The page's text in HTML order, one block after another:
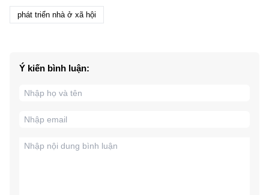
phát triển nhà ở xã hội
Ý kiến bình luận: